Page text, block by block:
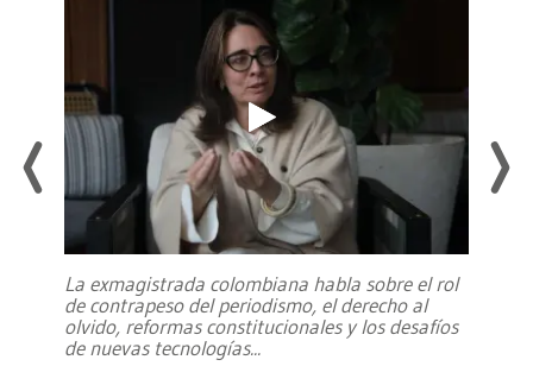
La exmagistrada colombiana habla sobre el rol
de contrapeso del periodismo, el derecho al
olvido, reformas constitucionales y los desafíos
de nuevas tecnologías...